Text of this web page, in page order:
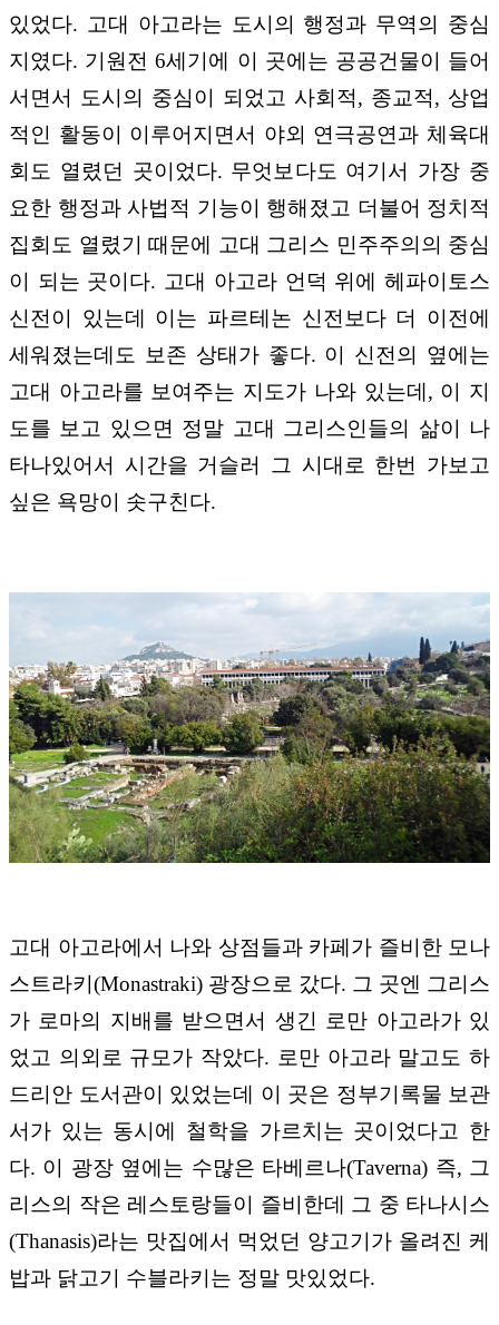
있었다. 고대 아고라는 도시의 행정과 무역의 중심
지였다. 기원전 6세기에 이 곳에는 공공건물이 들어
서면서 도시의 중심이 되었고 사회적, 종교적, 상업
적인 활동이 이루어지면서 야외 연극공연과 체육대
회도 열렸던 곳이었다. 무엇보다도 여기서 가장 중
요한 행정과 사법적 기능이 행해졌고 더불어 정치적
집회도 열렸기 때문에 고대 그리스 민주주의의 중심
이 되는 곳이다. 고대 아고라 언덕 위에 헤파이토스
신전이 있는데 이는 파르테논 신전보다 더 이전에
세워졌는데도 보존 상태가 좋다. 이 신전의 옆에는
고대 아고라를 보여주는 지도가 나와 있는데, 이 지
도를 보고 있으면 정말 고대 그리스인들의 삶이 나
타나있어서 시간을 거슬러 그 시대로 한번 가보고
싶은 욕망이 솟구친다.
고대 아고라에서 나와 상점들과 카페가 즐비한 모나
스트라키(Monastraki) 광장으로 갔다. 그 곳엔 그리스
가 로마의 지배를 받으면서 생긴 로만 아고라가 있
었고 의외로 규모가 작았다. 로만 아고라 말고도 하
드리안 도서관이 있었는데 이 곳은 정부기록물 보관
서가 있는 동시에 철학을 가르치는 곳이었다고 한
다. 이 광장 옆에는 수많은 타베르나(Taverna) 즉, 그
리스의 작은 레스토랑들이 즐비한데 그 중 타나시스
(Thanasis)라는 맛집에서 먹었던 양고기가 올려진 케
밥과 닭고기 수블라키는 정말 맛있었다.